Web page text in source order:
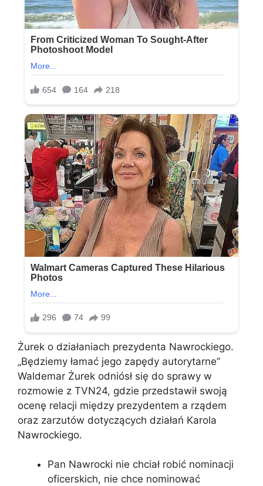
Żurek o działaniach prezydenta Nawrockiego.
„Będziemy łamać jego zapędy autorytarne”
Waldemar Żurek odniósł się do sprawy w
rozmowie z TVN24, gdzie przedstawił swoją
ocenę relacji między prezydentem a rządem
oraz zarzutów dotyczących działań Karola
Nawrockiego.
Pan Nawrocki nie chciał robić nominacji
oficerskich, nie chce nominować